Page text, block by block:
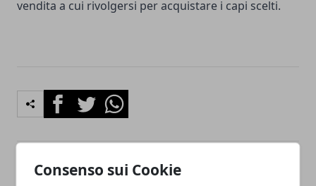
Consenso sui Cookie
vendita a cui rivolgersi per acquistare i capi scelti.
FacebookTwitterWhatsapp
Articolo Precedente